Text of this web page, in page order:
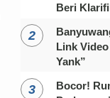
Beri
Link
Yank”
Bocor!